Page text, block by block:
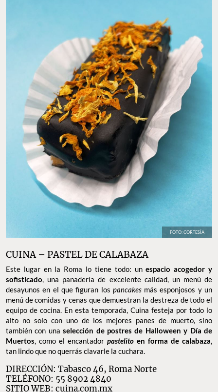
FOTO: CORTESÍA
CUINA – PASTEL DE CALABAZA
Este lugar en la Roma lo tiene todo: unespacio acogedor y
sofisticado, una panadería de excelente calidad, un menú de
desayunos en el que figuran los pancakesmás esponjosos y un
menú de comidas y cenas que demuestran la destreza de todo el
equipo de cocina. En esta temporada, Cuina festeja por todo lo
alto no solo con uno de los mejores panes de muerto, sino
también con una selección de postres de Halloween y Día de
Muertos, como el encantador pastelito en forma de calabaza,
tan lindo que no querrás clavarle la cuchara.
DIRECCIÓN: Tabasco 46, Roma Norte
TELÉFONO: 55 8902 4840
SITIO WEB: cuina.com.mx